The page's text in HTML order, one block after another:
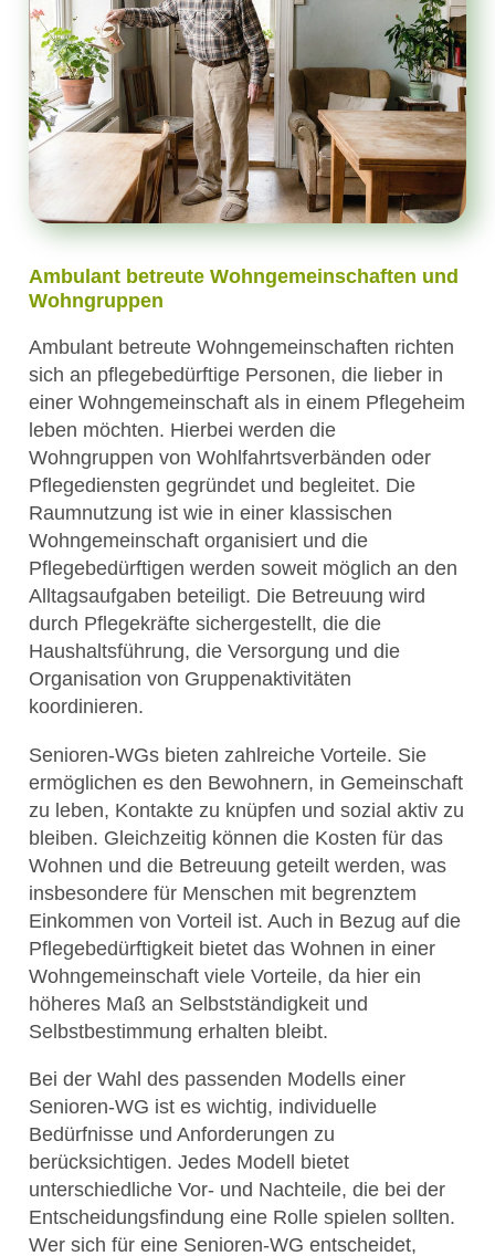
Ambulant betreute Wohngemeinschaften und
Wohngruppen
Ambulant betreute Wohngemeinschaften richten
sich an pflegebedürftige Personen, die lieber in
einer Wohngemeinschaft als in einem Pflegeheim
leben möchten. Hierbei werden die
Wohngruppen von Wohlfahrtsverbänden oder
Pflegediensten gegründet und begleitet. Die
Raumnutzung ist wie in einer klassischen
Wohngemeinschaft organisiert und die
Pflegebedürftigen werden soweit möglich an den
Alltagsaufgaben beteiligt. Die Betreuung wird
durch Pflegekräfte sichergestellt, die die
Haushaltsführung, die Versorgung und die
Organisation von Gruppenaktivitäten
koordinieren.
Senioren-WGs bieten zahlreiche Vorteile. Sie
ermöglichen es den Bewohnern, in Gemeinschaft
zu leben, Kontakte zu knüpfen und sozial aktiv zu
bleiben. Gleichzeitig können die Kosten für das
Wohnen und die Betreuung geteilt werden, was
insbesondere für Menschen mit begrenztem
Einkommen von Vorteil ist. Auch in Bezug auf die
Pflegebedürftigkeit bietet das Wohnen in einer
Wohngemeinschaft viele Vorteile, da hier ein
höheres Maß an Selbstständigkeit und
Selbstbestimmung erhalten bleibt.
Bei der Wahl des passenden Modells einer
Senioren-WG ist es wichtig, individuelle
Bedürfnisse und Anforderungen zu
berücksichtigen. Jedes Modell bietet
unterschiedliche Vor- und Nachteile, die bei der
Entscheidungsfindung eine Rolle spielen sollten.
Wer sich für eine Senioren-WG entscheidet,